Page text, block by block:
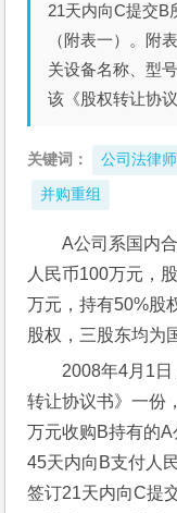
21天内向C提交B
（附表一）。附
关设备名称、型
该《股权转让协
关键词： 公司法律
并购重组
A公司系国内
人民币100万元，
万元，持有50%股
股权，三股东均为
2008年4月1
转让协议书》一份
万元收购B持有的
45天内向B支付人
签订21天内向C提